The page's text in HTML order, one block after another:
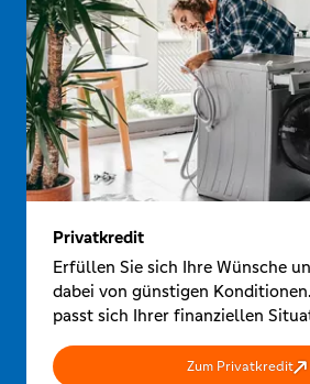
Privatkredit
Erfüllen Sie sich Ihre Wünsche
dabei von günstigen
passt sich Ihrer finanziellen
Zum Privatkredit